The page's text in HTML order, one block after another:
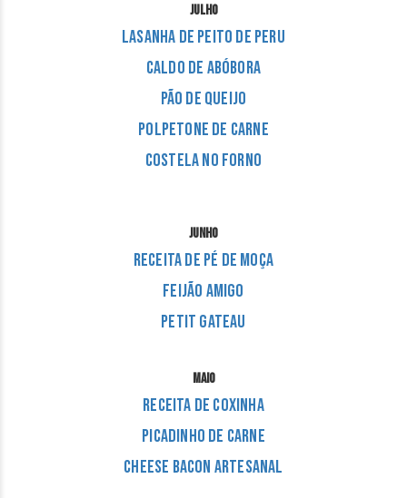
JULHO
Lasanha de Peito de Peru
Caldo de Abóbora
Pão de Queijo
Polpetone de carne
Costela no Forno
JUNHO
Receita de Pé de Moça
Feijão Amigo
Petit Gateau
MAIO
Receita de coxinha
Picadinho de carne
Cheese Bacon Artesanal